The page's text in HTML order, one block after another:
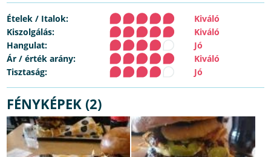
Ételek / Italok:
Kiváló
Kiszolgálás:
Kiváló
Hangulat:
Jó
Ár / érték arány:
Kiváló
Tisztaság:
Jó
FÉNYKÉPEK (2)